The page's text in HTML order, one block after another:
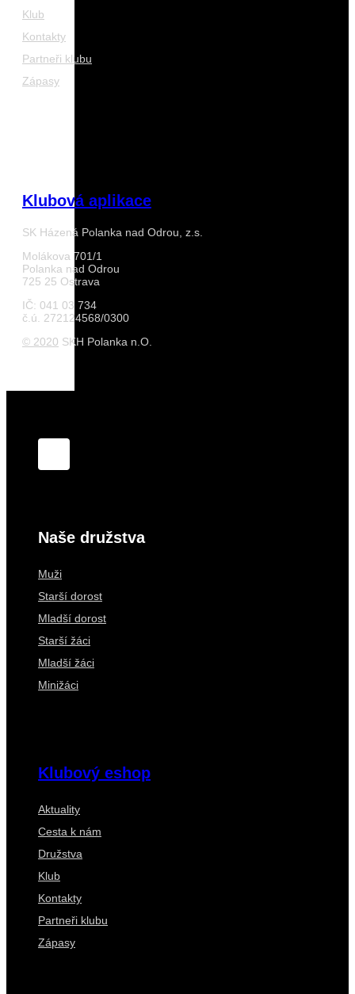
Klub
Kontakty
Partneři klubu
Zápasy
Klubová aplikace
SK Házená Polanka nad Odrou, z.s.
Molákova 701/1
Polanka nad Odrou
725 25 Ostrava
IČ: 041 03 734
č.ú. 272124568/0300
© 2020 SKH Polanka n.O.
Naše družstva
Muži
Starší dorost
Mladší dorost
Starší žáci
Mladší žáci
Minižáci
Klubový eshop
Aktuality
Cesta k nám
Družstva
Klub
Kontakty
Partneři klubu
Zápasy